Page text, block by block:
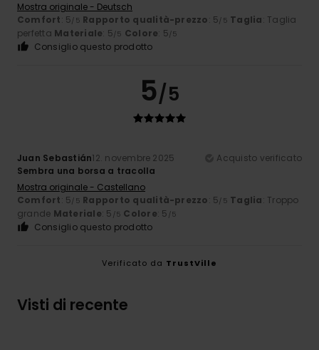
Mostra originale - Deutsch
Comfort: 5/5 Rapporto qualità-prezzo: 5/5 Taglia: Taglia
perfetta Materiale: 5/5 Colore: 5/5
Consiglio questo prodotto
5/5
Juan Sebastián12. novembre 2025
Acquisto verificato
Sembra una borsa a tracolla
Mostra originale - Castellano
Comfort: 5/5 Rapporto qualità-prezzo: 5/5 Taglia: Troppo
grande Materiale: 5 /5 Colore: 5 /5
Consiglio questo prodotto
Verificato da TrustVille
Visti di recente